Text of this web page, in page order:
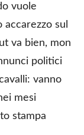
vuole
sul
va bien, mon
politici
vanno
mesi
stampa